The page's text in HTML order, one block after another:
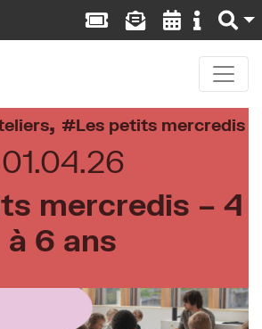
, Les petits mercredis
01.04.26
mercredis – 4
à 6 ans